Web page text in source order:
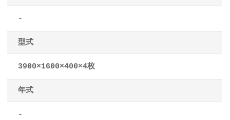
-
型式
3900×1600×400×4枚
年式
-